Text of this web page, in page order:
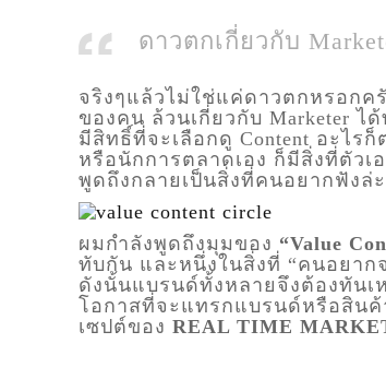
ดาวตกเกี่ยวกับ
จริงๆแล้วไม่ใช่แค่ดาวตกหรอกค
ของคน ล้วนเกี่ยวกับ Marketer
มีสิทธิ์ที่จะเลือกดู Content อะไ
หรือนักการตลาดเอง ก็มีสิ่งที่ตัว
พูดถึงกลายเป็นสิ่งที่คนอยากฟังล่ะ
ผมกำลังพูดถึงมุมของ “Value
ทับกัน และหนึ่งในสิ่งที่ “คนอยาก
ดังนั้นแบรนด์ทั้งหลายจึงต้องทันเ
โอกาสที่จะแทรกแบรนด์หรือสินค้
เซปต์ของ REAL TIME